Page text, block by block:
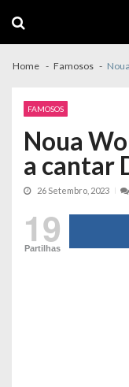
navigation
content
Home Famosos
FAMOSOS
Noua
a cantar
26 Setembro, 2023
19
Partilhas